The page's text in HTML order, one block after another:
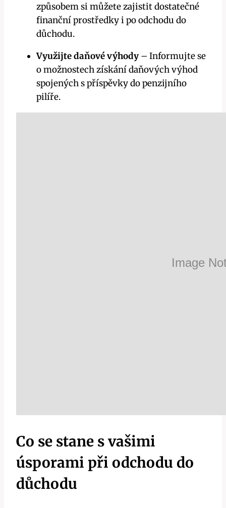
způsobem si můžete zajistit dostatečné
finanční prostředky i po odchodu do
důchodu.
Využijte daňové výhody – Informujte se
o možnostech získání daňových výhod
spojených s příspěvky do penzijního
pilíře.
Co se stane s vašimi
úsporami při odchodu do
důchodu